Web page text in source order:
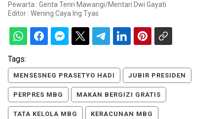
Pewarta : Genta Tenri Mawangi/Mentari Dwi Gayati
Editor : Wening Caya Ing Tyas
Tags:
MENSESNEG PRASETYO HADI JUBIR PRESIDEN
PERPRES MBG MAKAN BERGIZI GRATIS
TATA KELOLA MBG KERACUNAN MBG